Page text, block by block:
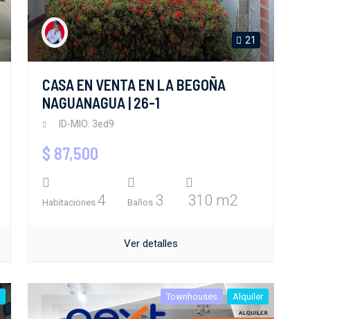
21
CASA EN VENTA EN LA BEGOÑA
NAGUANAGUA | 26-1
ID-MIO: 3ed9
$ 87,500
Habitaciones 4 Baños 3 310 m2
Ver detalles
Townhouses Alquiler